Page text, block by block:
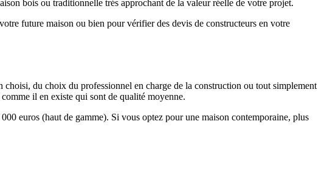
bois ou traditionnelle trés approchant de la valeur réelle de votre projet.
future maison ou bien pour vérifier des devis de constructeurs en votre
choisi, du choix du professionnel en charge de la construction ou tout simplement
il en existe qui sont de qualité moyenne.
euros (haut de gamme). Si vous optez pour une maison contemporaine, plus